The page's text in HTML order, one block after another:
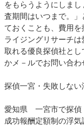
をもらうようにしま
査期間はいつまで。
ておくことも、費用を
ライジングリサーチ
取れる優良探偵社と
かメ－ルでお問い合わ
探偵一宮・失敗しない
愛知県 一宮市で探偵
成功報酬定額制の浮気